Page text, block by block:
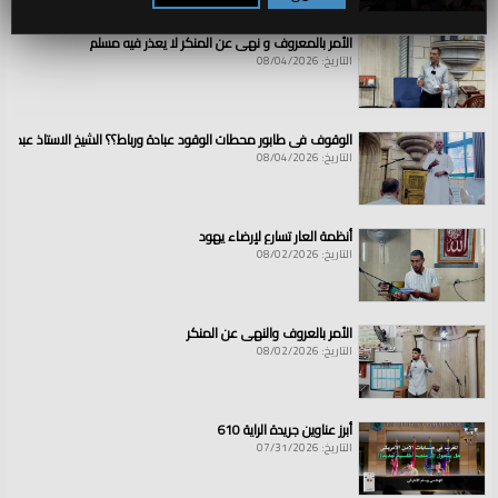
الأمر بالمعروف و نهي عن المنكر لا يعذر فيه مسلم
التاريخ: 08/04/2026
الوقوف في طابور محطات الوقود عبادة ورباط؟؟ الشيخ الاستاذ عبد
التاريخ: 08/04/2026
أنظمة العار تسارع لإرضاء يهود
التاريخ: 08/02/2026
الأمر بالعروف والنهي عن المنكر
التاريخ: 08/02/2026
أبرز عناوين جريدة الراية 610
التاريخ: 07/31/2026